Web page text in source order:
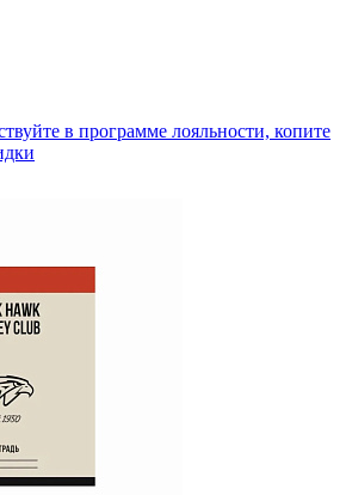
в программе лояльности, копите